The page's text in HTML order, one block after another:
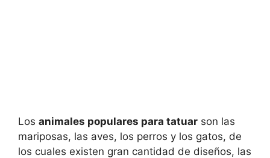
Los animales populares para tatuar son las
mariposas, las aves, los perros y los gatos, de
los cuales existen gran cantidad de diseños, las